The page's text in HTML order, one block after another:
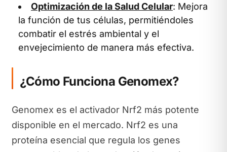
Optimización de la Salud Celular: Mejora
la función de tus células, permitiéndoles
combatir el estrés ambiental y el
envejecimiento de manera más efectiva.
¿Cómo Funciona Genomex?
Genomex es el activador Nrf2 más potente
disponible en el mercado. Nrf2 es una
proteína esencial que regula los genes